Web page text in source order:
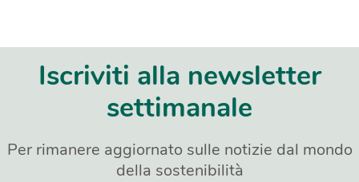
Iscriviti alla newsletter
settimanale
Per rimanere aggiornato sulle notizie dal mondo
della sostenibilità